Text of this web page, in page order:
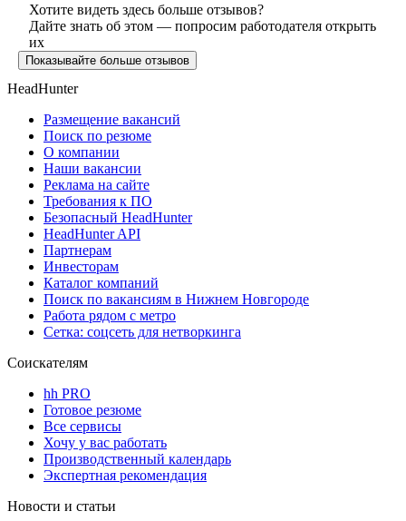
Хотите видеть здесь больше отзывов?
Дайте знать об этом — попросим работодателя открыть
их
Показывайте больше отзывов
HeadHunter
Размещение вакансий
Поиск по резюме
О компании
Наши вакансии
Реклама на сайте
Требования к ПО
Безопасный HeadHunter
HeadHunter API
Партнерам
Инвесторам
Каталог компаний
Поиск по вакансиям в Нижнем Новгороде
Работа рядом с метро
Сетка: соцсеть для нетворкинга
Соискателям
hh PRO
Готовое резюме
Все сервисы
Хочу у вас работать
Производственный календарь
Экспертная рекомендация
Новости и статьи